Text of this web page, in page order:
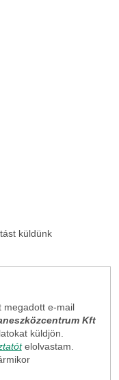
küldünk
megadott e-mail
Kft
küldjön.
elolvastam.